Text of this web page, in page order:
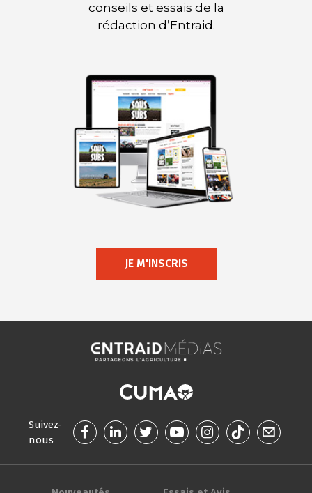
conseils et essais de la
rédaction d’Entraid.
JE M'INSCRIS
Suivez-
nous